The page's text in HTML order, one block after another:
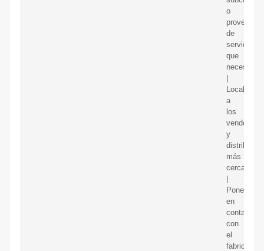
o
proveedor
de
servicios
que
necesita
Localizar
a
los
y
más
cercanos
Ponerse
en
contacto
con
el
fabricante